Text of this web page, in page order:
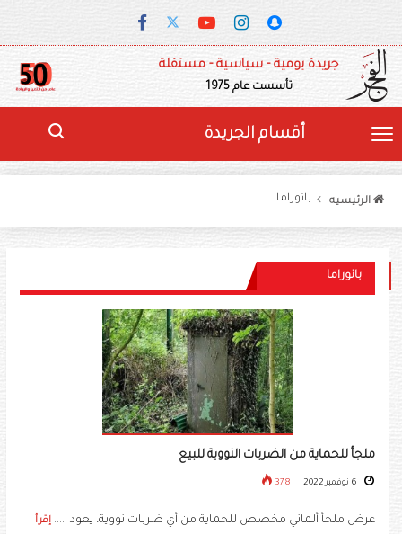
جريدة يومية - سياسية - مستقلة
تأسست عام 1975
أقسام الجريدة
الرئيسيه بانوراما
بانوراما
ملجأ للحماية من الضربات النووية للبيع
378
عرض ملجأ ألماني مخصص للحماية من أي ضربات نووية، يعود ..... إقرأ